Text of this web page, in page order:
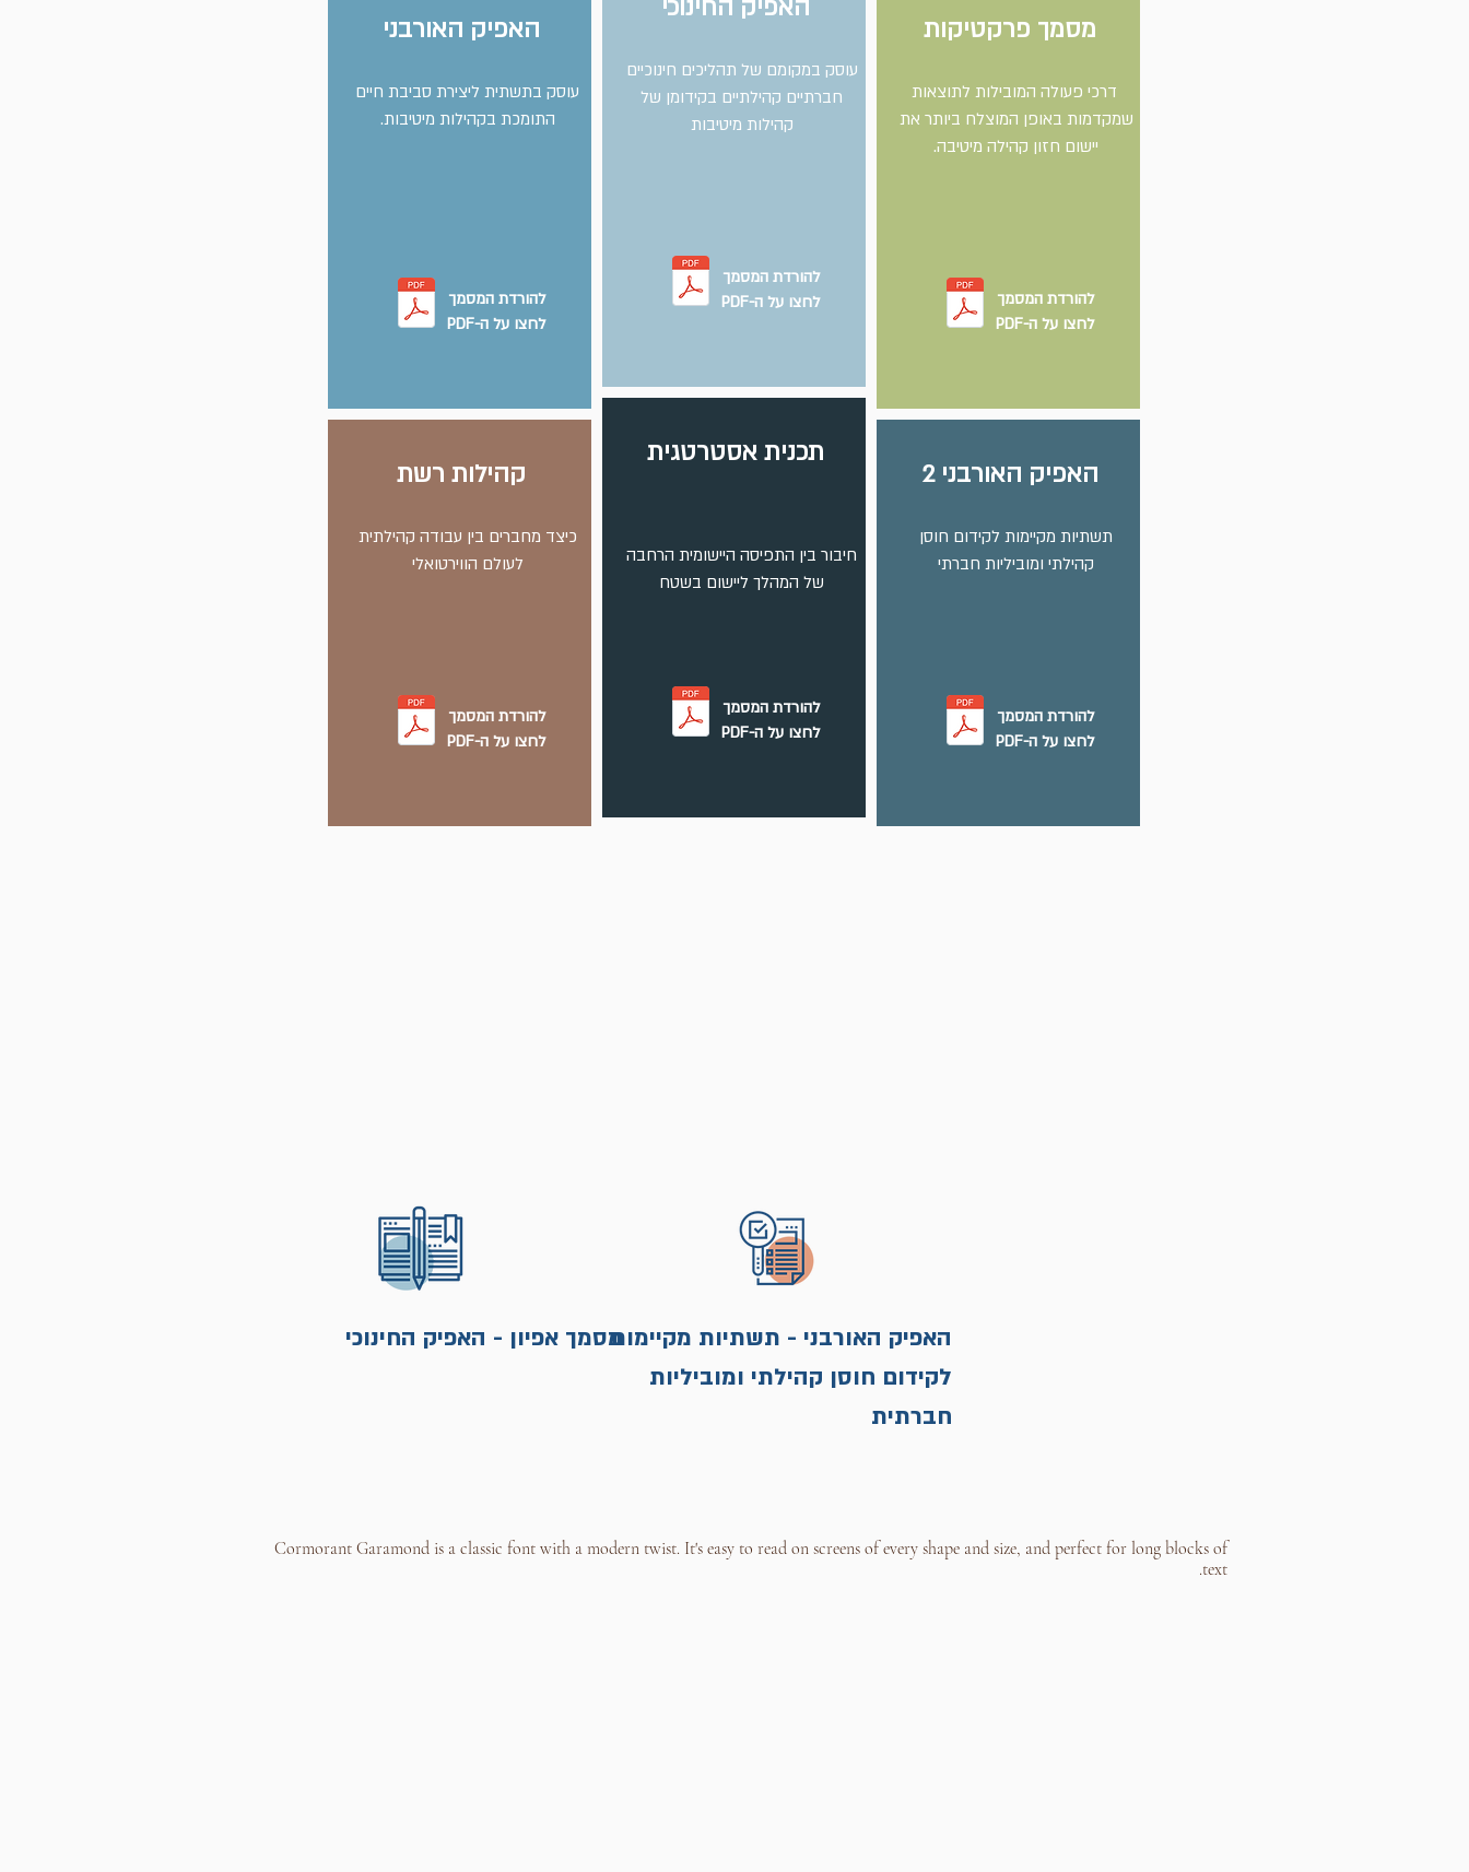
מסמך פרקטיקות
דרכי פעולה המובילות לתוצאות
שמקדמות באופן המוצלח ביותר את
יישום חזון קהילה מיטיבה.
להורדת המסמך
לחצו על ה-PDF
האפיק האורבני 2
תשתיות מקיימות לקידום חוסן
קהילתי ומוביליות חברתי
להורדת המסמך
לחצו על ה-PDF
האפיק החינוכי
עוסק במקומם של תהליכים חינוכיים
חברתיים קהילתיים בקידומן של
קהילות מיטיבות
להורדת המסמך
לחצו על ה-PDF
תכנית אסטרטגית
חיבור בין התפיסה היישומית הרחבה
של המהלך ליישום בשטח
להורדת המסמך
לחצו על ה-PDF
האפיק האורבני
עוסק בתשתית ליצירת סביבת חיים
התומכת בקהילות מיטיבות.
להורדת המסמך
לחצו על ה-PDF
קהילות רשת
כיצד מחברים בין עבודה קהילתית
לעולם הווירטואלי
להורדת המסמך
לחצו על ה-PDF
מסמך אפיון - האפיק החינוכיהאפיק האורבני - תשתיות מקיימות
לקידום חוסן קהילתי ומוביליות
חברתית
Cormorant Garamond is a classic font with a modern twist. It's easy to read on screens of every shape and size, and perfect for long blocks of
text.